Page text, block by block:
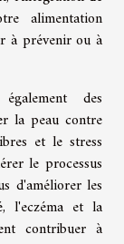
alimentation
à prévenir ou à
des
la peau contre
et le stress
le processus
d'améliorer les
l'eczéma et la
contribuer à